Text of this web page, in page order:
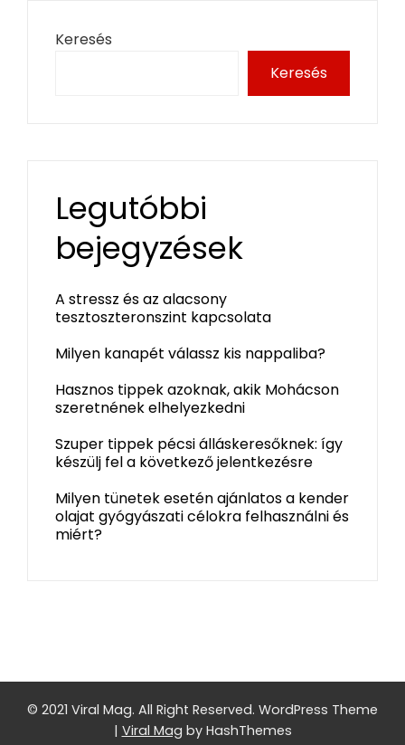
Keresés
Keresés
Legutóbbi
bejegyzések
A stressz és az alacsony
tesztoszteronszint kapcsolata
Milyen kanapét válassz kis nappaliba?
Hasznos tippek azoknak, akik Mohácson
szeretnének elhelyezkedni
Szuper tippek pécsi álláskeresőknek: így
készülj fel a következő jelentkezésre
Milyen tünetek esetén ajánlatos a kender
olajat gyógyászati célokra felhasználni és
miért?
© 2021 Viral Mag. All Right Reserved. WordPress Theme
| Viral Mag by HashThemes